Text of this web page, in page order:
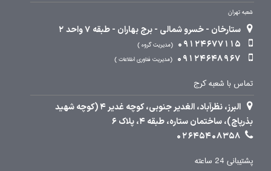
شعبه تهران
ستارخان - خسرو شمالی - برج بهاران - طبقه 7 واحد 2
09124677115
مدیریت گروه
09124648967 مدیریت فناوری اطلاعات
تماس با شعبه کرج
البرز، نظرآباد، الغدیر جنوبی، کوچه غدیر 4 (کوچه شهید
بذرپاچ)، ساختمان ستاره، طبقه 4، پلاک 6
02645408358
پشتیبانی 24 ساعته